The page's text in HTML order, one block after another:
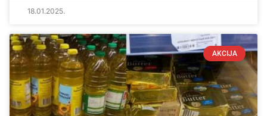
18.01.2025.
AKCIJA